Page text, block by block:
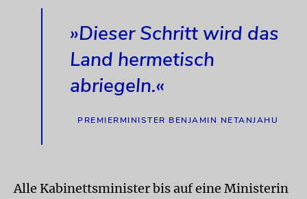
»Dieser Schritt wird das
Land hermetisch
abriegeln.«
PREMIERMINISTER BENJAMIN NETANJAHU
Alle Kabinettsminister bis auf eine Ministerin